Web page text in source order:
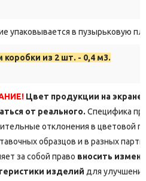
упаковывается в пузырьковую
из 2 шт. - 0,4 м3.
Цвет продукции на
от реального. Специфика
отклонения в цветовой
образцов и в разных
за собой право вносить
изделий для